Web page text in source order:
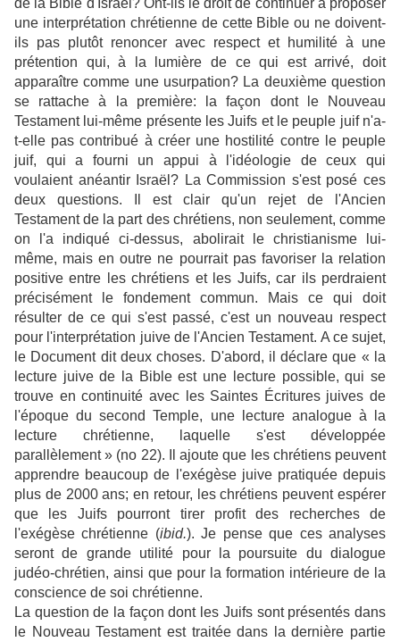
de la Bible d'Israël? Ont-ils le droit de continuer à proposer
une interprétation chrétienne de cette Bible ou ne doivent-
ils pas plutôt renoncer avec respect et humilité à une
prétention qui, à la lumière de ce qui est arrivé, doit
apparaître comme une usurpation? La deuxième question
se rattache à la première: la façon dont le Nouveau
Testament lui-même présente les Juifs et le peuple juif n'a-
t-elle pas contribué à créer une hostilité contre le peuple
juif, qui a fourni un appui à l'idéologie de ceux qui
voulaient anéantir Israël? La Commission s'est posé ces
deux questions. Il est clair qu'un rejet de l'Ancien
Testament de la part des chrétiens, non seulement, comme
on l'a indiqué ci-dessus, abolirait le christianisme lui-
même, mais en outre ne pourrait pas favoriser la relation
positive entre les chrétiens et les Juifs, car ils perdraient
précisément le fondement commun. Mais ce qui doit
résulter de ce qui s'est passé, c'est un nouveau respect
pour l'interprétation juive de l'Ancien Testament. A ce sujet,
le Document dit deux choses. D'abord, il déclare que « la
lecture juive de la Bible est une lecture possible, qui se
trouve en continuité avec les Saintes Écritures juives de
l'époque du second Temple, une lecture analogue à la
lecture chrétienne, laquelle s'est développée
parallèlement » (no 22). Il ajoute que les chrétiens peuvent
apprendre beaucoup de l'exégèse juive pratiquée depuis
plus de 2000 ans; en retour, les chrétiens peuvent espérer
que les Juifs pourront tirer profit des recherches de
l'exégèse chrétienne (ibid.). Je pense que ces analyses
seront de grande utilité pour la poursuite du dialogue
judéo-chrétien, ainsi que pour la formation intérieure de la
conscience de soi chrétienne.
La question de la façon dont les Juifs sont présentés dans
le Nouveau Testament est traitée dans la dernière partie